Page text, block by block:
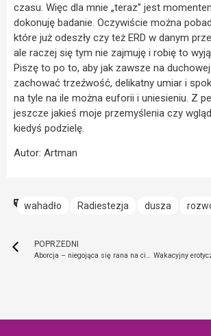
czasu. Więc dla mnie „teraz” jest
dokonuję badanie. Oczywiście można
które już odeszły czy też ERD w danym
ale raczej się tym nie zajmuję i robię to
Piszę to po to, aby jak zawsze na
zachować trzeźwość, delikatny umiar i
na tyle na ile można euforii i uniesieniu. Z
jeszcze jakieś moje przemyślenia czy
kiedyś podzielę.
Autor: Artman
wahadło Radiestezja dusza
POPRZEDNI
Aborcja – niegojąca się rana na ciele i duszy? Jak matkom może pomóc hipnoza?